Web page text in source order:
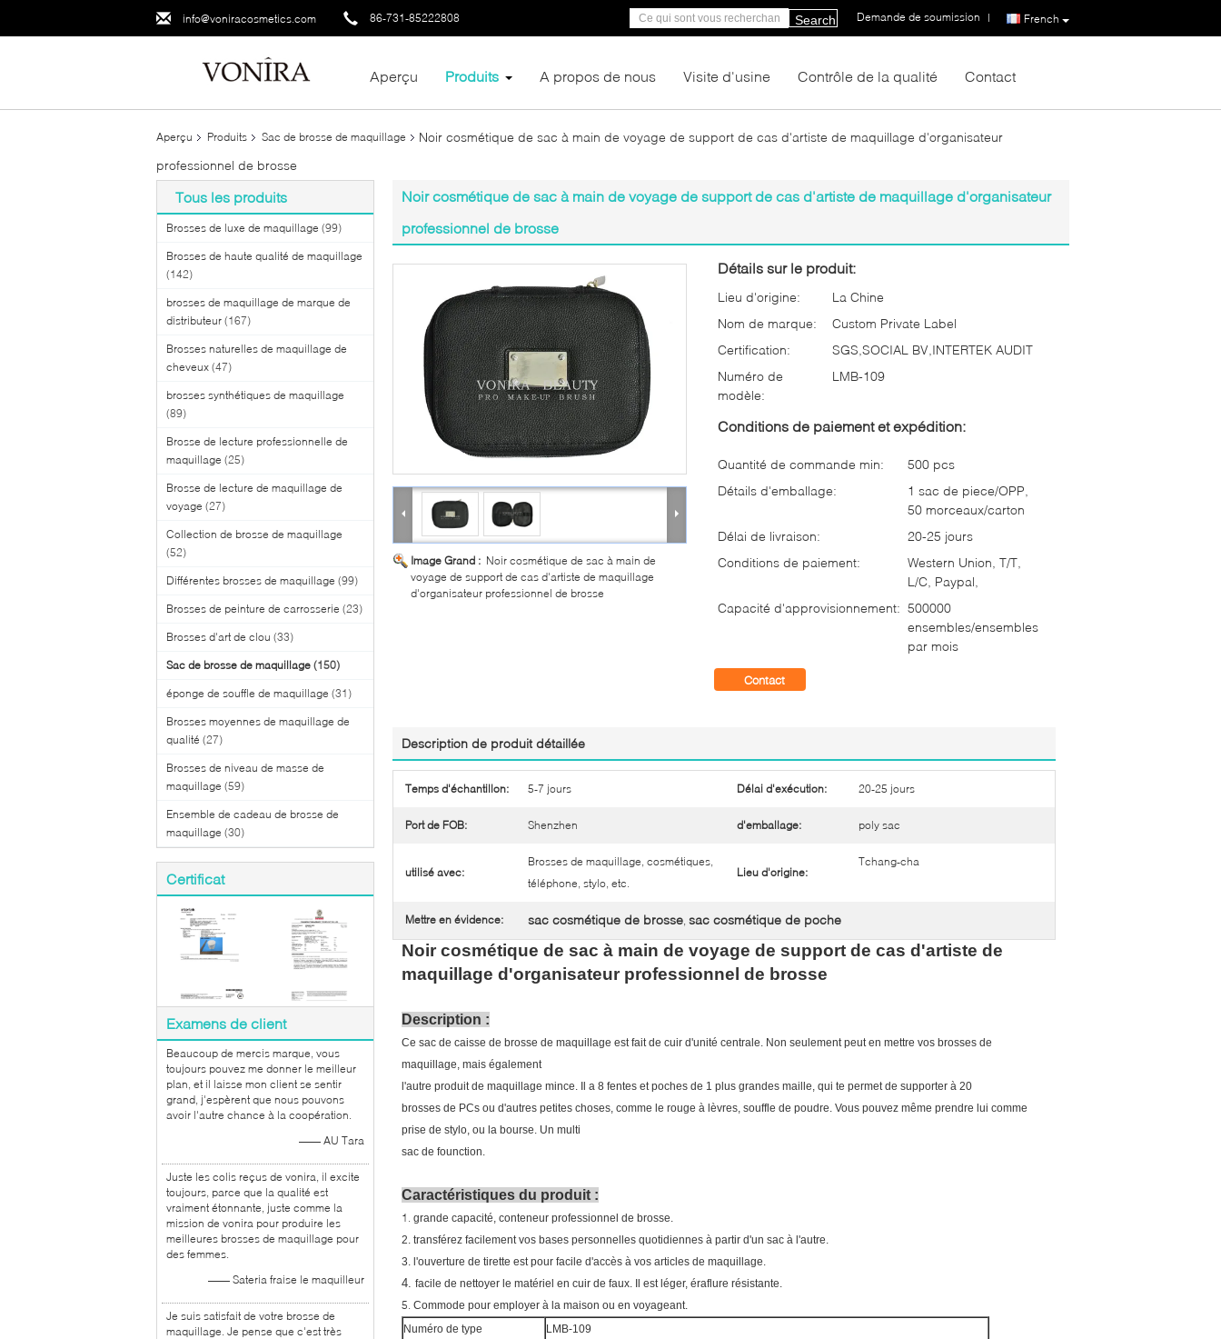
info@voniracosmetics.com 86-731-85222808 French
Demande de soumission |
Search
Aperçu Produits A propos de nous Visite d'usine Contrôle de la qualité Contact
Aperçu Produits Sac de brosse de maquillage
Noir cosmétique de sac à main de voyage de support de cas d'artiste de maquillage d'organisateur
professionnel de brosse
Tous les produits
Brosses de luxe de maquillage (99)
Brosses de haute qualité de maquillage
(142)
brosses de maquillage de marque de
distributeur (167)
Brosses naturelles de maquillage de
cheveux (47)
brosses synthétiques de maquillage
(89)
Brosse de lecture professionnelle de
maquillage (25)
Brosse de lecture de maquillage de
voyage (27)
Collection de brosse de maquillage
(52)
Différentes brosses de maquillage (99)
Brosses de peinture de carrosserie (23)
Brosses d'art de clou (33)
Sac de brosse de maquillage (150)
éponge de souffle de maquillage (31)
Brosses moyennes de maquillage de
qualité (27)
Brosses de niveau de masse de
maquillage (59)
Ensemble de cadeau de brosse de
maquillage (30)
Certificat
Examens de client
Beaucoup de mercis marque, vous
toujours pouvez me donner le meilleur
plan, et il laisse mon client se sentir
grand, j'espèrent que nous pouvons
avoir l'autre chance à la coopération.
—— AU Tara
Juste les colis reçus de vonira, il excite
toujours, parce que la qualité est
vraiment étonnante, juste comme la
mission de vonira pour produire les
meilleures brosses de maquillage pour
des femmes.
—— Sateria fraise le maquilleur
Je suis satisfait de votre brosse de
maquillage. Je pense que c'est très
Noir cosmétique de sac à main de voyage de support de cas d'artiste de maquillage d'organisateur
professionnel de brosse
Image Grand : Noir cosmétique de sac à main de
voyage de support de cas d'artiste de maquillage
d'organisateur professionnel de brosse
Détails sur le produit:
Lieu d'origine:
La Chine
Nom de marque:
Custom Private Label
Certification:
SGS,SOCIAL BV,INTERTEK AUDIT
Numéro de
modèle:
LMB-109
Conditions de paiement et expédition:
Quantité de commande min:
500 pcs
Détails d'emballage:
1 sac de piece/OPP,
50 morceaux/carton
Délai de livraison:
20-25 jours
Conditions de paiement:
Western Union, T/T,
L/C, Paypal,
Capacité d'approvisionnement: 500000
ensembles/ensembles
par mois
Contact
Description de produit détaillée
Temps d'échantillon: 5-7 jours Délai d'exécution: 20-25 jours
Port de FOB: Shenzhen d'emballage: poly sac
utilisé avec:
Brosses de maquillage, cosmétiques,
téléphone, stylo, etc.
Lieu d'origine:
Tchang-cha
Mettre en évidence: sac cosmétique de brosse, sac cosmétique de poche
Noir cosmétique de sac à main de voyage de support de cas d'artiste de
maquillage d'organisateur professionnel de brosse
Description :
Ce sac de caisse de brosse de maquillage est fait de cuir d'unité centrale. Non seulement peut en mettre vos brosses de
maquillage, mais également
l'autre produit de maquillage mince. Il a 8 fentes et poches de 1 plus grandes maille, qui te permet de supporter à 20
brosses de PCs ou d'autres petites choses, comme le rouge à lèvres, souffle de poudre. Vous pouvez même prendre lui comme
prise de stylo, ou la bourse. Un multi
sac de founction.
Caractéristiques du produit :
1. grande capacité, conteneur professionnel de brosse.
2. transférez facilement vos bases personnelles quotidiennes à partir d'un sac à l'autre.
3. l'ouverture de tirette est pour facile d'accès à vos articles de maquillage.
4. facile de nettoyer le matériel en cuir de faux. Il est léger, éraflure résistante.
5. Commode pour employer à la maison ou en voyageant.
Numéro de type
LMB-109